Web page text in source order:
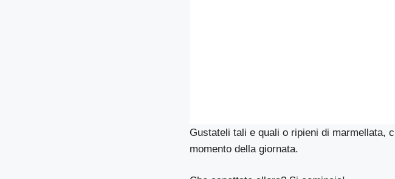
Gustateli tali e quali o ripieni di marmellata,
momento della giornata.